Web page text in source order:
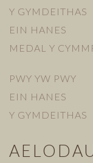
Y GYMDEITHAS
EIN HANES
MEDAL Y
PWY YW PWY
EIN HANES
Y GYMDEITHAS